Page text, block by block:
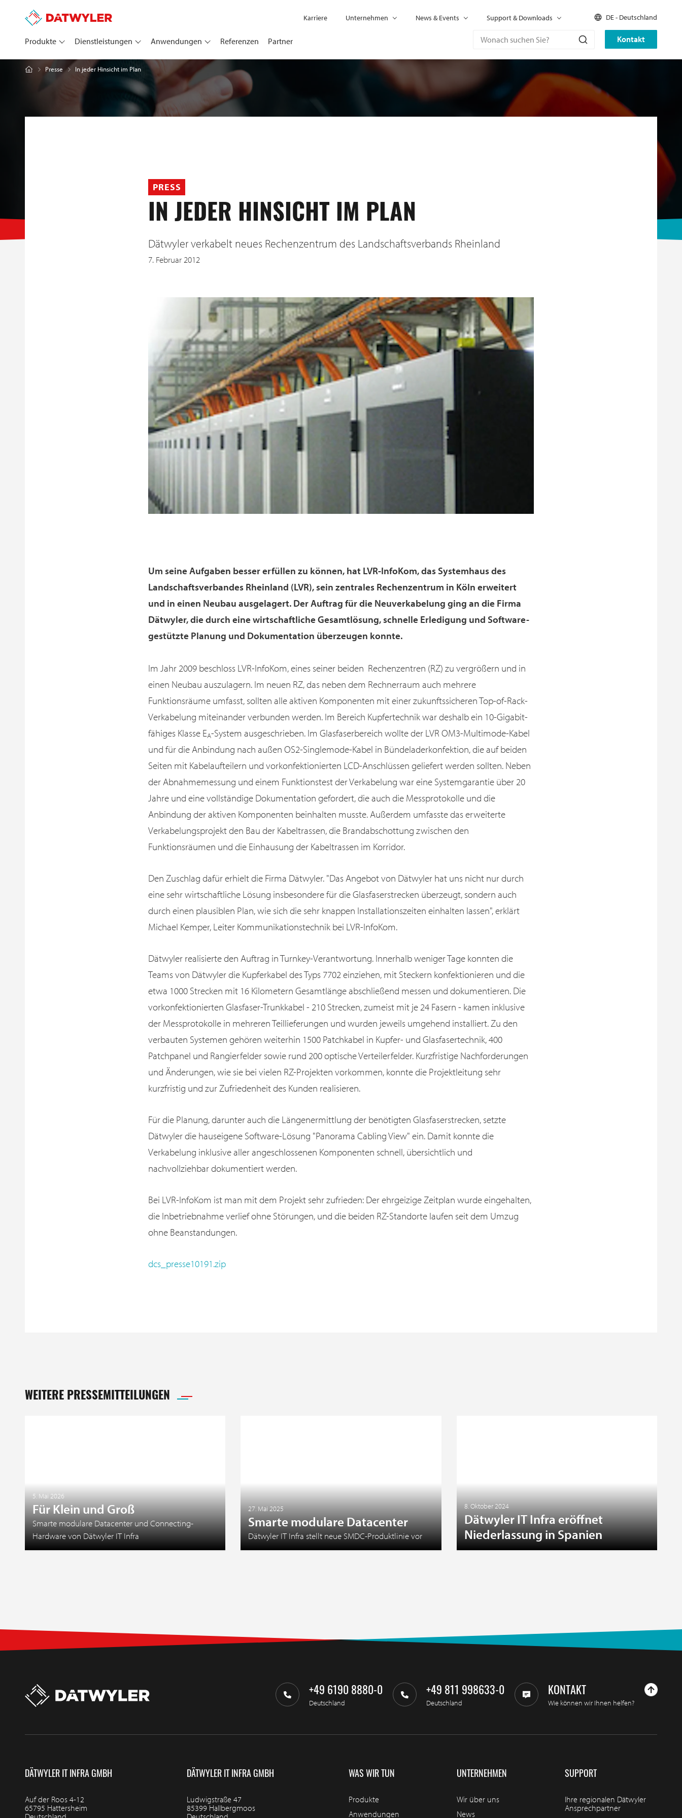
Kontakt
Produkte Dienstleistungen Anwendungen Referenzen Partner
Karriere Unternehmen News & Events Support & Downloads DE - Deutschland
Presse In jeder Hinsicht im Plan
PRESS
IN JEDER HINSICHT IM PLAN
Dätwyler verkabelt neues Rechenzentrum des Landschaftsverbands Rheinland
7. Februar 2012
Um seine Aufgaben besser erfüllen zu können, hat LVR-InfoKom, das Systemhaus des
Landschaftsverbandes Rheinland (LVR), sein zentrales Rechenzentrum in Köln erweitert
und in einen Neubau ausgelagert. Der Auftrag für die Neuverkabelung ging an die Firma
Dätwyler, die durch eine wirtschaftliche Gesamtlösung, schnelle Erledigung und Software-
gestützte Planung und Dokumentation überzeugen konnte.
Im Jahr 2009 beschloss LVR-InfoKom, eines seiner beiden Rechenzentren (RZ) zu vergrößern und in
einen Neubau auszulagern. Im neuen RZ, das neben dem Rechnerraum auch mehrere
Funktionsräume umfasst, sollten alle aktiven Komponenten mit einer zukunftssicheren Top-of-Rack-
Verkabelung miteinander verbunden werden. Im Bereich Kupfertechnik war deshalb ein 10-Gigabit-
fähiges Klasse EA-System ausgeschrieben. Im Glasfaserbereich wollte der LVR OM3-Multimode-Kabel
und für die Anbindung nach außen OS2-Singlemode-Kabel in Bündeladerkonfektion, die auf beiden
Seiten mit Kabelaufteilern und vorkonfektionierten LCD-Anschlüssen geliefert werden sollten. Neben
der Abnahmemessung und einem Funktionstest der Verkabelung war eine Systemgarantie über 20
Jahre und eine vollständige Dokumentation gefordert, die auch die Messprotokolle und die
Anbindung der aktiven Komponenten beinhalten musste. Außerdem umfasste das erweiterte
Verkabelungsprojekt den Bau der Kabeltrassen, die Brandabschottung zwischen den
Funktionsräumen und die Einhausung der Kabeltrassen im Korridor.
Den Zuschlag dafür erhielt die Firma Dätwyler. "Das Angebot von Dätwyler hat uns nicht nur durch
eine sehr wirtschaftliche Lösung insbesondere für die Glasfaserstrecken überzeugt, sondern auch
durch einen plausiblen Plan, wie sich die sehr knappen Installationszeiten einhalten lassen", erklärt
Michael Kemper, Leiter Kommunikationstechnik bei LVR-InfoKom.
Dätwyler realisierte den Auftrag in Turnkey-Verantwortung. Innerhalb weniger Tage konnten die
Teams von Dätwyler die Kupferkabel des Typs 7702 einziehen, mit Steckern konfektionieren und die
etwa 1000 Strecken mit 16 Kilometern Gesamtlänge abschließend messen und dokumentieren. Die
vorkonfektionierten Glasfaser-Trunkkabel - 210 Strecken, zumeist mit je 24 Fasern - kamen inklusive
der Messprotokolle in mehreren Teillieferungen und wurden jeweils umgehend installiert. Zu den
verbauten Systemen gehören weiterhin 1500 Patchkabel in Kupfer- und Glasfasertechnik, 400
Patchpanel und Rangierfelder sowie rund 200 optische Verteilerfelder. Kurzfristige Nachforderungen
und Änderungen, wie sie bei vielen RZ-Projekten vorkommen, konnte die Projektleitung sehr
kurzfristig und zur Zufriedenheit des Kunden realisieren.
Für die Planung, darunter auch die Längenermittlung der benötigten Glasfaserstrecken, setzte
Dätwyler die hauseigene Software-Lösung "Panorama Cabling View" ein. Damit konnte die
Verkabelung inklusive aller angeschlossenen Komponenten schnell, übersichtlich und
nachvollziehbar dokumentiert werden.
Bei LVR-InfoKom ist man mit dem Projekt sehr zufrieden: Der ehrgeizige Zeitplan wurde eingehalten,
die Inbetriebnahme verlief ohne Störungen, und die beiden RZ-Standorte laufen seit dem Umzug
ohne Beanstandungen.
dcs_presse10191.zip
WEITERE PRESSEMITTEILUNGEN
5. Mai 2026
Für Klein und Groß
Smarte modulare Datacenter und Connecting-
Hardware von Dätwyler IT Infra
27. Mai 2025
Smarte modulare Datacenter
Dätwyler IT Infra stellt neue SMDC-Produktlinie vor
8. Oktober 2024
Dätwyler IT Infra eröffnet
Niederlassung in Spanien
+49 6190 8880-0
Deutschland
+49 811 998633-0
Deutschland
KONTAKT
Wie können wir Ihnen helfen?
DÄTWYLER IT INFRA GMBH
Auf der Roos 4-12
65795 Hattersheim
DÄTWYLER IT INFRA GMBH
Ludwigstraße 47
85399 Hallbergmoos
WAS WIR TUN
Produkte
Anwendungen
UNTERNEHMEN
Wir über uns
News
SUPPORT
Ihre regionalen Dätwyler
Ansprechpartner